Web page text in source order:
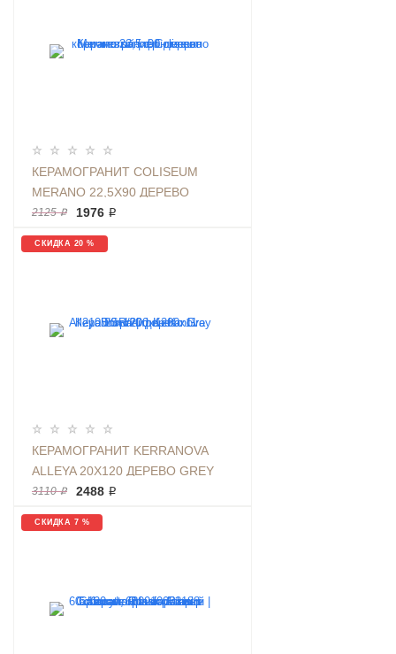
КЕРАМОГРАНИТ COLISEUM
MERANO 22,5Х90 ДЕРЕВО
КОРИЧНЕВЫЙ | ФОН МЕРАНО
ПЭППЕР
2125 ₽ 1976 ₽
СКИДКА 20 %
КЕРАМОГРАНИТ KERRANOVA
ALLEYA 20Х120 ДЕРЕВО GREY
BROWN | ФОН K-
2103/SR/200X1200X11
3110 ₽ 2488 ₽
СКИДКА 7 %